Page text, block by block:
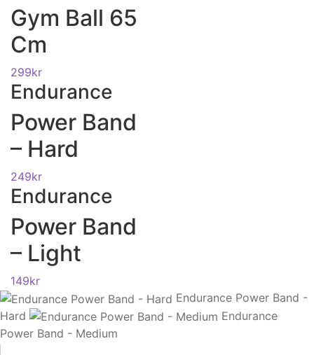
Gym Ball 65
Cm
299kr
Endurance
Power Band
– Hard
249kr
Endurance
Power Band
– Light
149kr
Endurance Power Band -
Hard
Endurance
Power Band - Medium